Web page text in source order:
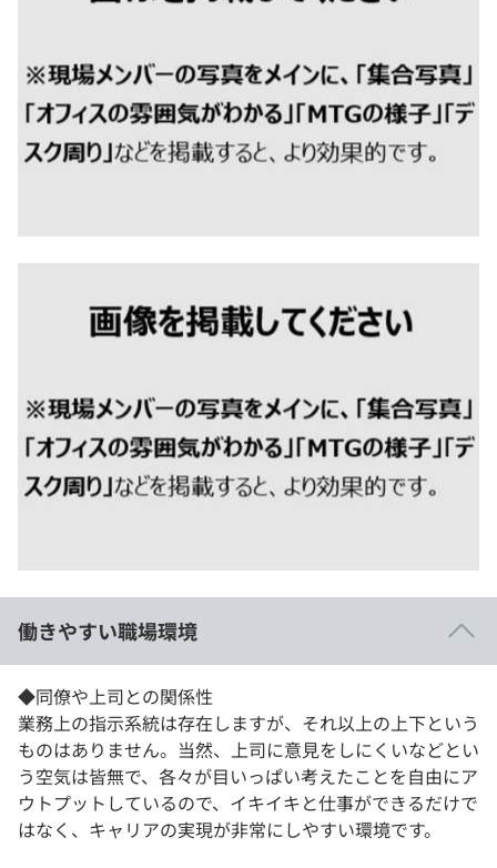
働きやすい職場環境
◆同僚や上司との関係性
業務上の指示系統は存在しますが、それ以上の上下という
ものはありません。当然、上司に意見をしにくいなどとい
う空気は皆無で、各々が目いっぱい考えたことを自由にア
ウトプットしているので、イキイキと仕事ができるだけで
はなく、キャリアの実現が非常にしやすい環境です。